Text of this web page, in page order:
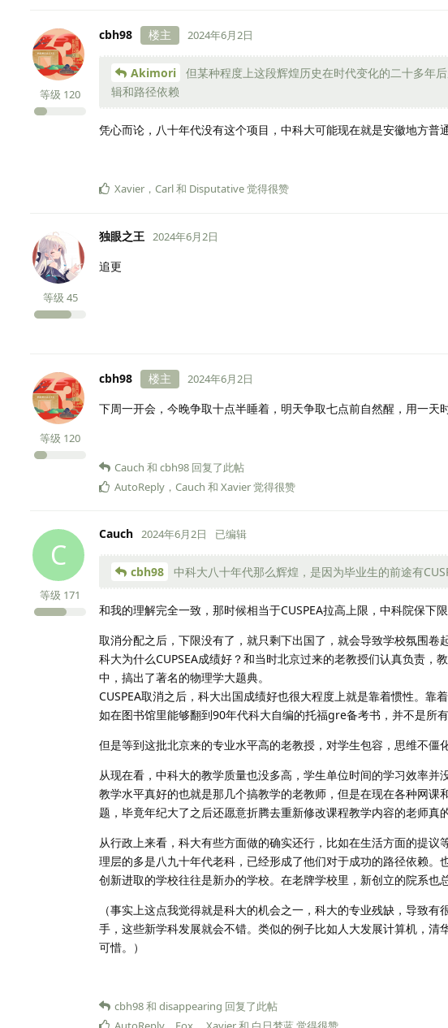
cbh98 楼主
等级 120
2024年6月2日
Akimori
但某种程度上这段辉煌历史在时代变化的二十多年
辑和路径依赖
凭心而论，八十年代没有这个项目，中科大可能现在就是安徽地方普
Xavier ， Carl和 Disputative觉得很赞
独眼之王
等级 45
2024年6月2日
追更
cbh98 楼主
等级 120
2024年6月2日
下周一开会，今晚争取十点半睡着，明天争取七点前自然醒，用一天
Cauch 和 cbh98 回复了此帖
AutoReply ， Cauch 和 Xavier觉得很赞
C
Cauch
等级 171
2024年6月2日 已编辑
cbh98 中科大八十年代那么辉煌，是因为毕业生的前途有
和我的理解完全一致，那时候相当于CUSPEA拉高上限，中科院保下
取消分配之后，下限没有了，就只剩下出国了，就会导致学校氛围卷
科大为什么CUPSEA成绩好？和当时北京过来的老教授们认真负责，
中，搞出了著名的物理学大题典。
CUSPEA取消之后，科大出国成绩好也很大程度上就是靠着惯性。
如在图书馆里能够翻到90年代科大自编的托福gre备考书，并不是所
但是等到这批北京来的专业水平高的老教授，对学生包容，思维不僵
从现在看，中科大的教学质量也没多高，学生单位时间的学习效率并
教学水平真好的也就是那几个搞教学的老教师，但是在现在各种网
题，毕竟年纪大了之后还愿意折腾去重新修改课程教学内容的老师真
从行政上来看，科大有些方面做的确实还行，比如在生活方面的提
理层的多是八九十年代老科，已经形成了他们对于成功的路径依赖
创新进取的学校往往是新办的学校。在老牌学校里，新创立的院系也
（事实上这点我觉得就是科大的机会之一，科大的专业残缺，导致
手，这些新学科发展就会不错。类似的例子比如人大发展计算机，
可惜。）
cbh98和 disappearing 回复了此帖